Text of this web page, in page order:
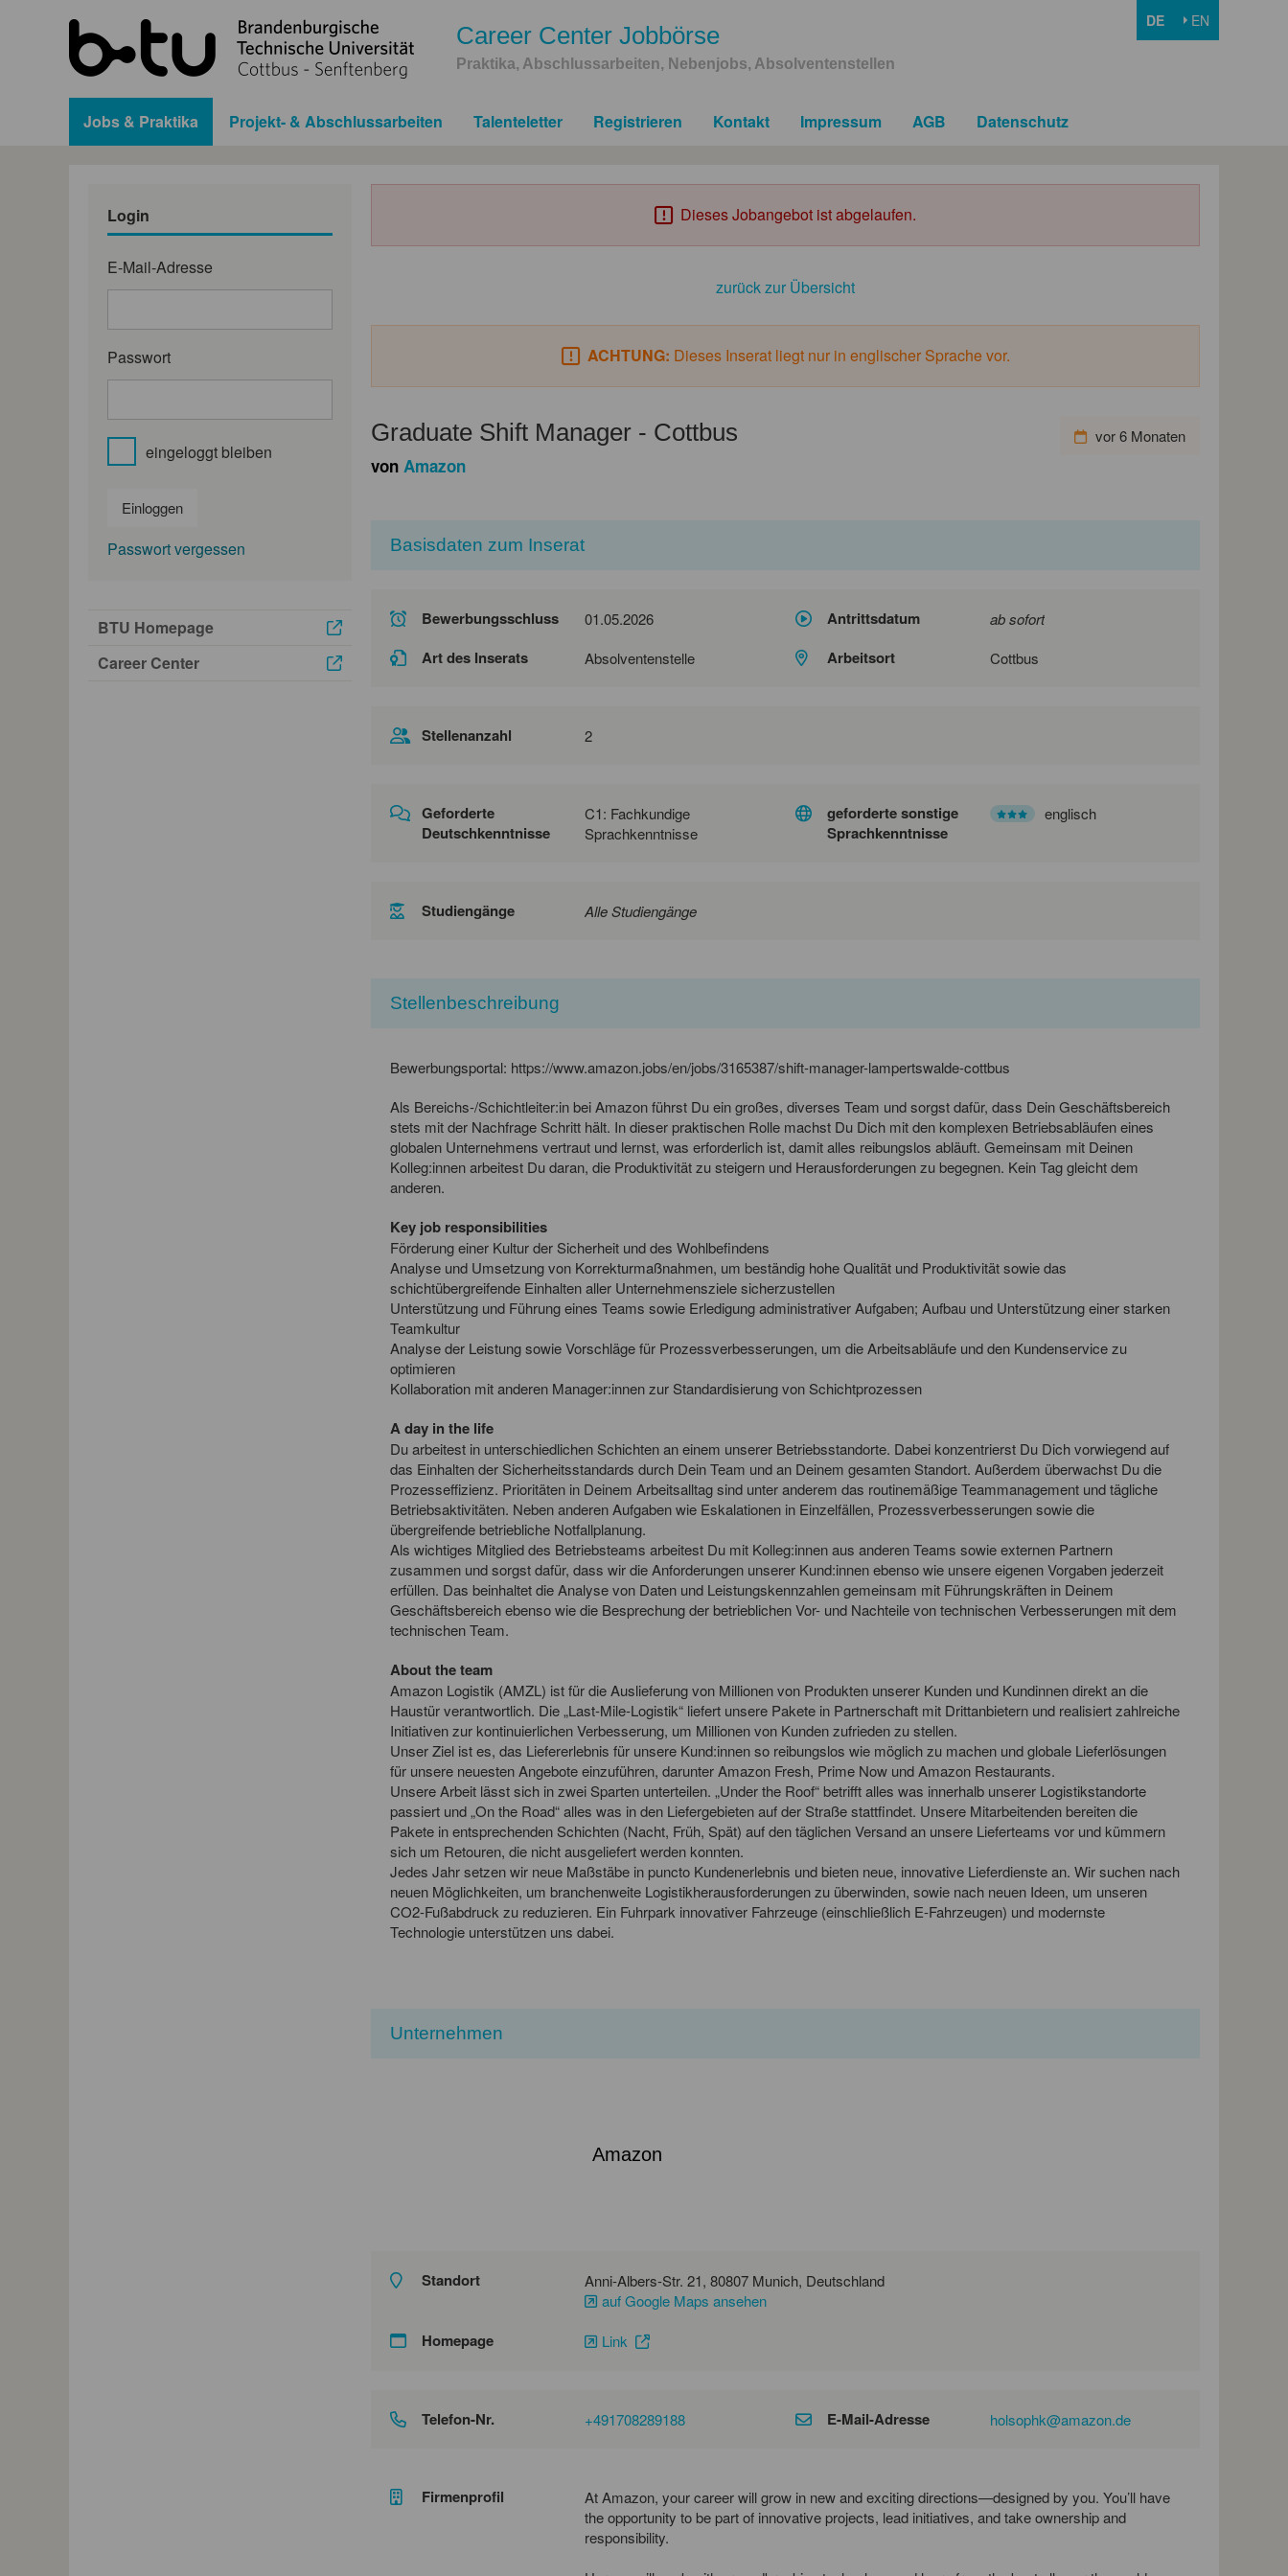
Career Center Jobbörse
Praktika, Abschlussarbeiten, Nebenjobs, Absolventenstellen
DE EN
Jobs & Praktika Projekt- & Abschlussarbeiten Talenteletter Registrieren Kontakt Impressum AGB Datenschutz
Login
E-Mail-Adresse
Passwort
eingeloggt bleiben
Einloggen
Passwort vergessen
BTU Homepage
Career Center
Dieses Jobangebot ist abgelaufen.
zurück zur Übersicht
ACHTUNG: Dieses Inserat liegt nur in englischer Sprache vor.
vor 6 Monaten
Graduate Shift Manager - Cottbus
von Amazon
Basisdaten zum Inserat
Bewerbungsschluss 01.05.2026 Antrittsdatum ab sofort
Art des Inserats Absolventenstelle Arbeitsort Cottbus
Stellenanzahl 2
Geforderte
Deutschkenntnisse
C1: Fachkundige
Sprachkenntnisse
geforderte sonstige
Sprachkenntnisse
englisch
Studiengänge Alle Studiengänge
Stellenbeschreibung
Bewerbungsportal: https://www.amazon.jobs/en/jobs/3165387/shift-manager-lampertswalde-cottbus
Als Bereichs-/Schichtleiter:in bei Amazon führst Du ein großes, diverses Team und sorgst dafür, dass Dein Geschäftsbereich
stets mit der Nachfrage Schritt hält. In dieser praktischen Rolle machst Du Dich mit den komplexen Betriebsabläufen eines
globalen Unternehmens vertraut und lernst, was erforderlich ist, damit alles reibungslos abläuft. Gemeinsam mit Deinen
Kolleg:innen arbeitest Du daran, die Produktivität zu steigern und Herausforderungen zu begegnen. Kein Tag gleicht dem
anderen.
Key job responsibilities
Förderung einer Kultur der Sicherheit und des Wohlbefindens
Analyse und Umsetzung von Korrekturmaßnahmen, um beständig hohe Qualität und Produktivität sowie das
schichtübergreifende Einhalten aller Unternehmensziele sicherzustellen
Unterstützung und Führung eines Teams sowie Erledigung administrativer Aufgaben; Aufbau und Unterstützung einer starken
Teamkultur
Analyse der Leistung sowie Vorschläge für Prozessverbesserungen, um die Arbeitsabläufe und den Kundenservice zu
optimieren
Kollaboration mit anderen Manager:innen zur Standardisierung von Schichtprozessen
A day in the life
Du arbeitest in unterschiedlichen Schichten an einem unserer Betriebsstandorte. Dabei konzentrierst Du Dich vorwiegend auf
das Einhalten der Sicherheitsstandards durch Dein Team und an Deinem gesamten Standort. Außerdem überwachst Du die
Prozesseffizienz. Prioritäten in Deinem Arbeitsalltag sind unter anderem das routinemäßige Teammanagement und tägliche
Betriebsaktivitäten. Neben anderen Aufgaben wie Eskalationen in Einzelfällen, Prozessverbesserungen sowie die
übergreifende betriebliche Notfallplanung.
Als wichtiges Mitglied des Betriebsteams arbeitest Du mit Kolleg:innen aus anderen Teams sowie externen Partnern
zusammen und sorgst dafür, dass wir die Anforderungen unserer Kund:innen ebenso wie unsere eigenen Vorgaben jederzeit
erfüllen. Das beinhaltet die Analyse von Daten und Leistungskennzahlen gemeinsam mit Führungskräften in Deinem
Geschäftsbereich ebenso wie die Besprechung der betrieblichen Vor- und Nachteile von technischen Verbesserungen mit dem
technischen Team.
About the team
Amazon Logistik (AMZL) ist für die Auslieferung von Millionen von Produkten unserer Kunden und Kundinnen direkt an die
Haustür verantwortlich. Die „Last-Mile-Logistik“ liefert unsere Pakete in Partnerschaft mit Drittanbietern und realisiert zahlreiche
Initiativen zur kontinuierlichen Verbesserung, um Millionen von Kunden zufrieden zu stellen.
Unser Ziel ist es, das Liefererlebnis für unsere Kund:innen so reibungslos wie möglich zu machen und globale Lieferlösungen
für unsere neuesten Angebote einzuführen, darunter Amazon Fresh, Prime Now und Amazon Restaurants.
Unsere Arbeit lässt sich in zwei Sparten unterteilen. „Under the Roof“ betrifft alles was innerhalb unserer Logistikstandorte
passiert und „On the Road“ alles was in den Liefergebieten auf der Straße stattfindet. Unsere Mitarbeitenden bereiten die
Pakete in entsprechenden Schichten (Nacht, Früh, Spät) auf den täglichen Versand an unsere Lieferteams vor und kümmern
sich um Retouren, die nicht ausgeliefert werden konnten.
Jedes Jahr setzen wir neue Maßstäbe in puncto Kundenerlebnis und bieten neue, innovative Lieferdienste an. Wir suchen nach
neuen Möglichkeiten, um branchenweite Logistikherausforderungen zu überwinden, sowie nach neuen Ideen, um unseren
CO2-Fußabdruck zu reduzieren. Ein Fuhrpark innovativer Fahrzeuge (einschließlich E-Fahrzeugen) und modernste
Technologie unterstützen uns dabei.
Unternehmen
Amazon
Standort
Anni-Albers-Str. 21, 80807 Munich, Deutschland
auf Google Maps ansehen
Homepage Link
Telefon-Nr. +491708289188 E-Mail-Adresse holsophk@amazon.de
Firmenprofil
At Amazon, your career will grow in new and exciting directions—designed by you. You’ll have
the opportunity to be part of innovative projects, lead initiatives, and take ownership and
responsibility.